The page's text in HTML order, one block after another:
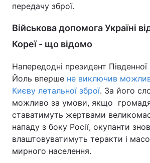
передачу зброї.
Військова допомога Україні
Кореї - що відомо
Напередодні президент
Йоль вперше не виключив
Києву летальної зброї. За його
можливо за умови, якщо
ставатимуть жертвами
нападу з боку Росії, окупанти
влаштовуватимуть теракти і
мирного населення.